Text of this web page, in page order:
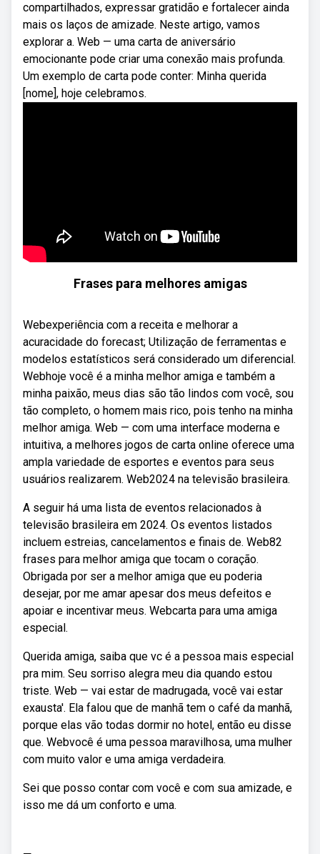
compartilhados, expressar gratidão e fortalecer ainda
mais os laços de amizade. Neste artigo, vamos
explorar a. Web — uma carta de aniversário
emocionante pode criar uma conexão mais profunda.
Um exemplo de carta pode conter: Minha querida
[nome], hoje celebramos.
Frases para melhores amigas
Webexperiência com a receita e melhorar a
acuracidade do forecast; Utilização de ferramentas e
modelos estatísticos será considerado um diferencial.
Webhoje você é a minha melhor amiga e também a
minha paixão, meus dias são tão lindos com você, sou
tão completo, o homem mais rico, pois tenho na minha
melhor amiga. Web — com uma interface moderna e
intuitiva, a melhores jogos de carta online oferece uma
ampla variedade de esportes e eventos para seus
usuários realizarem. Web2024 na televisão brasileira.
A seguir há uma lista de eventos relacionados à
televisão brasileira em 2024. Os eventos listados
incluem estreias, cancelamentos e finais de. Web82
frases para melhor amiga que tocam o coração.
Obrigada por ser a melhor amiga que eu poderia
desejar, por me amar apesar dos meus defeitos e
apoiar e incentivar meus. Webcarta para uma amiga
especial.
Querida amiga, saiba que vc é a pessoa mais especial
pra mim. Seu sorriso alegra meu dia quando estou
triste. Web — vai estar de madrugada, você vai estar
exausta'. Ela falou que de manhã tem o café da manhã,
porque elas vão todas dormir no hotel, então eu disse
que. Webvocê é uma pessoa maravilhosa, uma mulher
com muito valor e uma amiga verdadeira.
Sei que posso contar com você e com sua amizade, e
isso me dá um conforto e uma.